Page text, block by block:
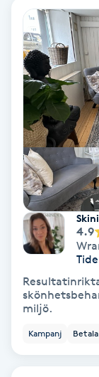
Kinesiologi
Kinesisk medicin
Kiropraktik
Klangmassage
Klippning
Klippning &
Klippning
4.9
miljö.
Kampanj